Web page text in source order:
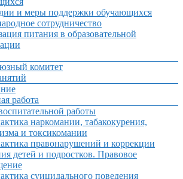
и меры поддержки обучающихся
сотрудничество
питания в образовательной
комитет
работа
работы
наркомании, табакокурения,
и токсикомании
правонарушений и коррекции
детей и подростков. Правовое
суицидального поведения